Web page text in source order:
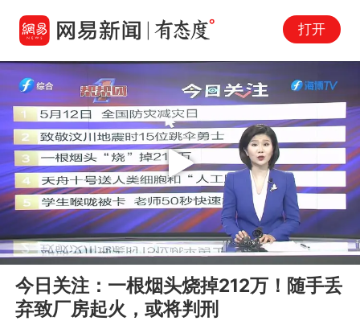
打开
00:00 09:13
Play
今日关注：一根烟头烧掉212万！随手丢
弃致厂房起火，或将判刑